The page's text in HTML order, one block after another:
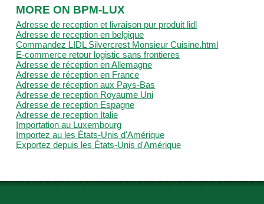
MORE ON BPM-LUX
Adresse de reception et livraison pur produit lidl
Adresse de reception en belgique
Commandez LIDL Silvercrest Monsieur Cuisine.html
E-commerce retour logistic sans frontieres
Adresse de réception en Allemagne
Adresse de réception en France
Adresse de réception aux Pays-Bas
Adresse de reception Royaume Uni
Adresse de reception Espagne
Adresse de reception Italie
Importation au Luxembourg
Importez au les États-Unis d'Amérique
Exportez depuis les États-Unis d'Amérique